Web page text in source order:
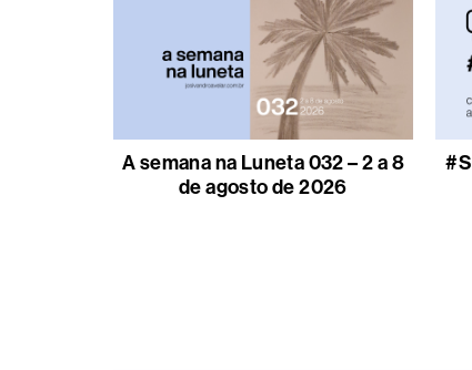
A semana na Luneta 032 – 2 a 8
de agosto de 2026